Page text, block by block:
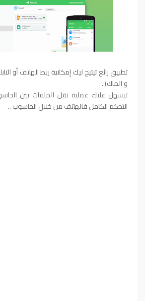
تطبيق رائع تيتيح ليك إمكانية ربط الهاتف أو
و الماك) .
تيسهل عليك عملية نقل الملفات بين
التحكم الكامل فالهاتف من خلال الحاسوب ..